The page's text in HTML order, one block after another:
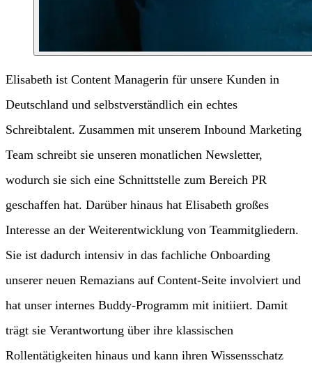
Elisabeth ist Content Managerin für unsere Kunden in
Deutschland und selbstverständlich ein echtes
Schreibtalent. Zusammen mit unserem Inbound Marketing
Team schreibt sie unseren monatlichen Newsletter,
wodurch sie sich eine Schnittstelle zum Bereich PR
geschaffen hat. Darüber hinaus hat Elisabeth großes
Interesse an der Weiterentwicklung von Teammitgliedern.
Sie ist dadurch intensiv in das fachliche Onboarding
unserer neuen Remazians auf Content-Seite involviert und
hat unser internes Buddy-Programm mit initiiert. Damit
trägt sie Verantwortung über ihre klassischen
Rollentätigkeiten hinaus und kann ihren Wissensschatz